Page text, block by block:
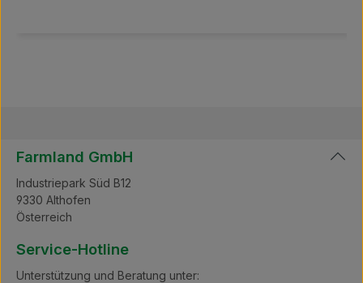
Farmland GmbH
Industriepark Süd B12
9330 Althofen
Österreich
Service-Hotline
Unterstützung und Beratung unter: